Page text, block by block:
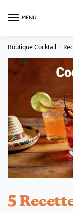
MENU
Boutique Cocktail /
5